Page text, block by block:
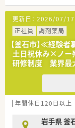
【募集背景と
■今回は欠員
できる方を求
■医薬品の品
る方。
■営業担当者
ーション能力
【就業先情報
■勤務地は岩
る環境です。
業所がありま
更新日： 2026/07/17
正社員
調剤薬局
【釜石市】≪経験
土日祝休み×ノ
研修制度 業界最
年間休日120日以上
岩手県 釜